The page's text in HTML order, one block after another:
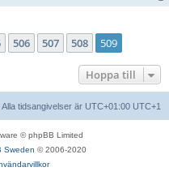
506 507 508 509
Hoppa till
Alla tidsangivelser är UTC+01:00 UTC+1
© phpBB Limited
Sweden © 2006-2020